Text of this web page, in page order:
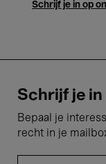
Schrijf je in op
Schrijf je in
Bepaal je
recht in je